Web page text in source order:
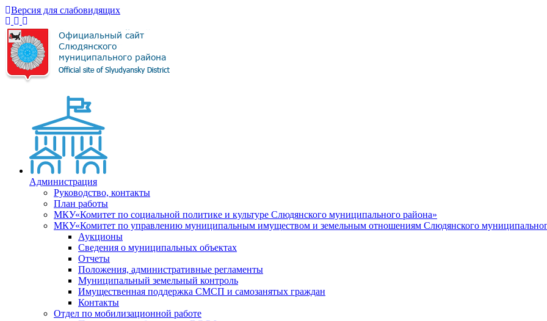
Версия для слабовидящих
Администрация
Руководство, контакты
План работы
МКУ«Комитет по социальной политике и культуре Слюдянского муниципального района»
МКУ«Комитет по управлению муниципальным имуществом и земельным отношениям Слюдянского
Аукционы
Сведения о муниципальных объектах
Отчеты
Положения, административные регламенты
Муниципальный земельный контроль
Имущественная поддержка СМСП и самозанятых граждан
Контакты
Отдел по мобилизационной работе